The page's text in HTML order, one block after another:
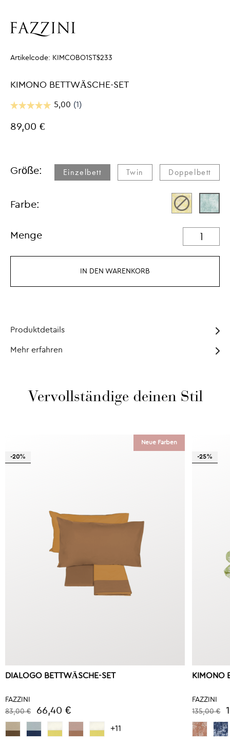
Artikelcode: KIMCOBO1ST$233
KIMONO BETTWÄSCHE-SET
89,00 €
Größe: Einzelbett Twin Doppelbett
Farbe:
Menge
IN DEN WARENKORB
Produktdetails
Mehr erfahren
Vervollständige deinen Stil
-20%
Neue Farben
DIALOGO BETTWÄSCHE-SET
FAZZINI
83,00 €
66,40 €
+11
-25%
KIMONO
FAZZINI
135,00 €